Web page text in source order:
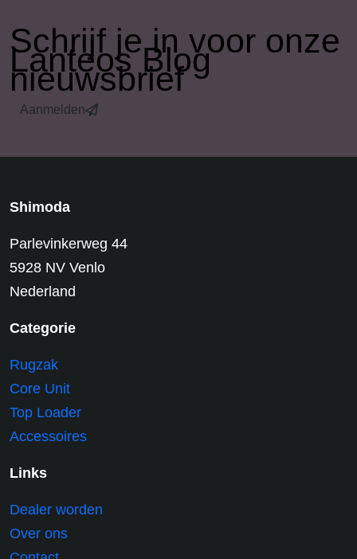
​Schrijf je in voor onze
Lanteos Blog
nieuwsbrief
Aanmelden
Shimoda
Parlevinkerweg 44
5928 NV Venlo
Nederland
Categorie
Rugzak
Core Unit
Top Loader
Accessoires
Links
Dealer worden
Over ons